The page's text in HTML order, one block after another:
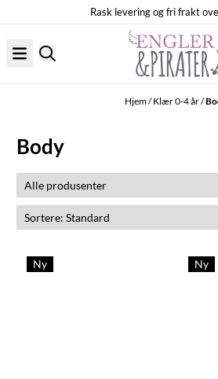
Rask levering og fri frakt
Hjem/Klær 0-4 år/
Body
Ny Ny